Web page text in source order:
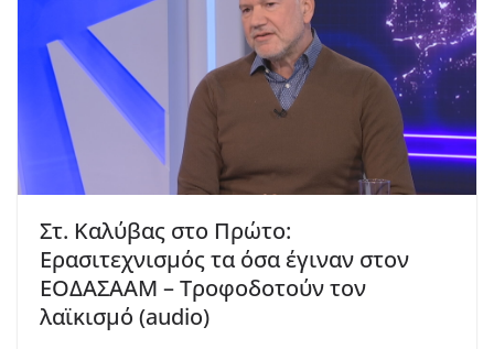
Στ. Καλύβας στο Πρώτο:
Ερασιτεχνισμός τα όσα έγιναν στον
ΕΟΔΑΣΑΑΜ – Τροφοδοτούν τον
λαϊκισμό (audio)